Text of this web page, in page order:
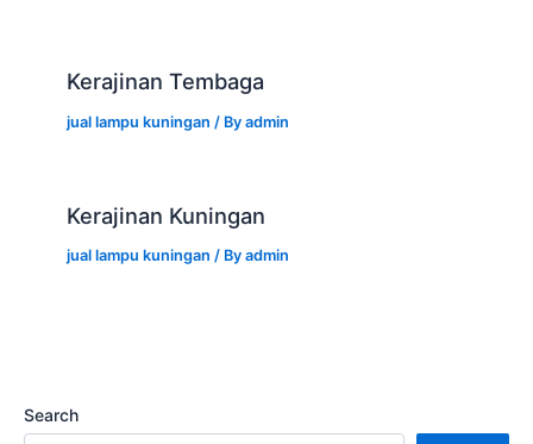
Kerajinan Tembaga
jual lampu kuningan / Byadmin
Kerajinan Kuningan
jual lampu kuningan / Byadmin
Search